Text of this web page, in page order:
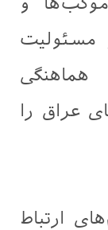
مسئولیت
عراق را
ارتباط